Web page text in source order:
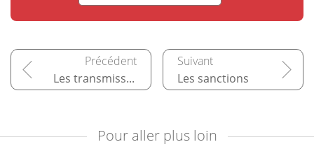
Les transmissions de données Les sanctions
Pour aller plus loin